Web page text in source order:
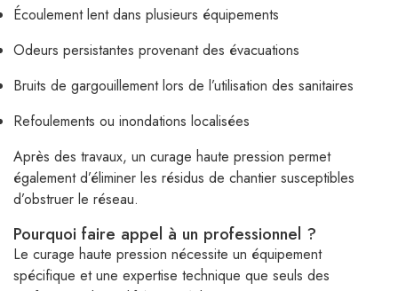
Écoulement lent dans plusieurs équipements
Odeurs persistantes provenant des évacuations
Bruits de gargouillement lors de l’utilisation des sanitaires
Refoulements ou inondations localisées
Après des travaux, un curage haute pression permet
également d’éliminer les résidus de chantier susceptibles
d’obstruer le réseau.
Pourquoi faire appel à un professionnel ?
Le curage haute pression nécessite un équipement
spécifique et une expertise technique que seuls des